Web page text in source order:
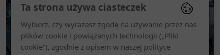
Ta strona używa ciasteczek
Wybierz, czy wyrażasz zgodę na używanie przez nas
plików cookie i powiązanych technologii („Pliki
cookie”), zgodnie z opisem w naszej polityce